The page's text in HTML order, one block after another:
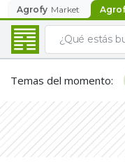
Agrofy Market
Temas del momento: